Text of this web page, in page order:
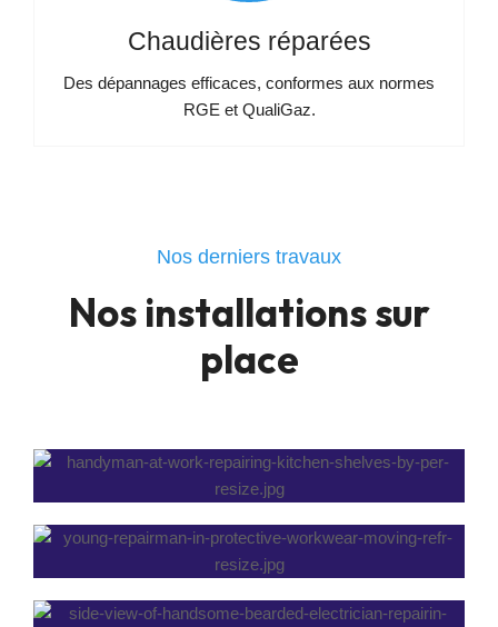
Chaudières réparées
Des dépannages efficaces, conformes aux normes
RGE et QualiGaz.
Nos derniers travaux
Nos installations sur
place